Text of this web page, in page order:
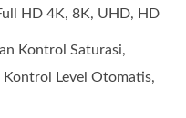
HD 4K, 8K, UHD, HD
Kontrol Saturasi,
Kontrol Level Otomatis,